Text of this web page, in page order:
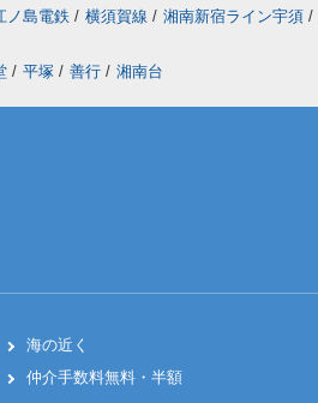
ノ島電鉄 / 横須賀線 / 湘南新宿ライン宇須 /
/ 平塚 / 善行 / 湘南台
海の近く
仲介手数料無料・半額